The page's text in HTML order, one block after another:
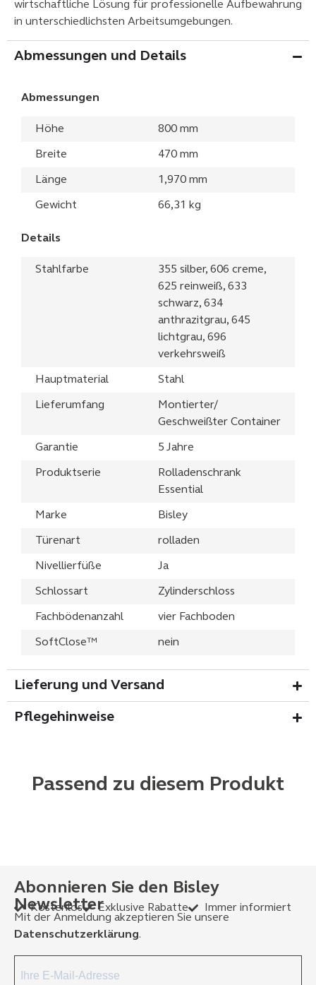
wirtschaftliche Lösung für professionelle Aufbewahrung
in unterschiedlichsten Arbeitsumgebungen.
Abmessungen und Details
Abmessungen
Höhe 800 mm
Breite 470 mm
Länge 1,970 mm
Gewicht 66,31 kg
Details
Stahlfarbe
355 silber, 606 creme,
625 reinweiß, 633
schwarz, 634
anthrazitgrau, 645
lichtgrau, 696
verkehrsweiß
Hauptmaterial Stahl
Lieferumfang
Montierter/
Geschweißter Container
Garantie 5 Jahre
Produktserie
Rolladenschrank
Essential
Marke Bisley
Türenart rolladen
Nivellierfüße Ja
Schlossart Zylinderschloss
Fachbödenanzahl vier Fachboden
SoftClose™ nein
Lieferung und Versand
Pflegehinweise
Passend zu diesem Produkt
Abonnieren Sie den Bisley
Newsletter
Kostenlos Exklusive Rabatte
Immer informiert
Mit der Anmeldung akzeptieren Sie unsere
Datenschutzerklärung.